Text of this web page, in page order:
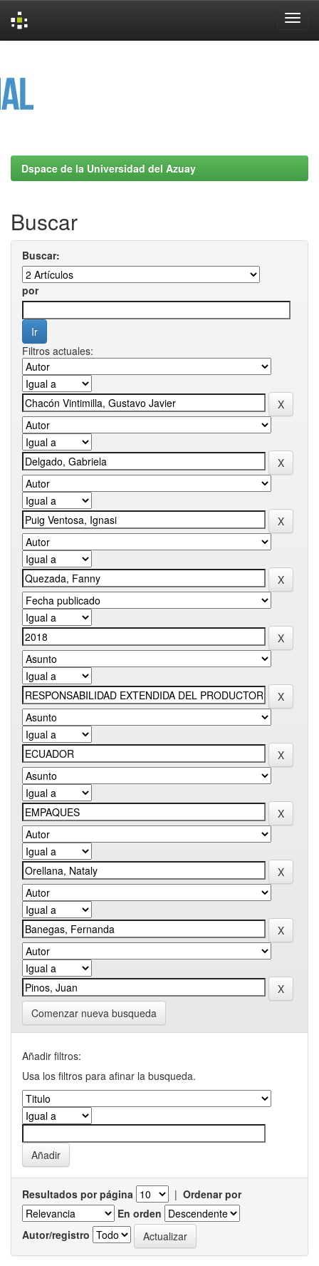
Dspace de la Universidad del Azuay
Buscar
Buscar:
por
Filtros actuales:
Comenzar nueva busqueda
Añadir filtros:
Usa los filtros para afinar la busqueda.
Resultados por página | Ordenar por
En orden
Autor/registro